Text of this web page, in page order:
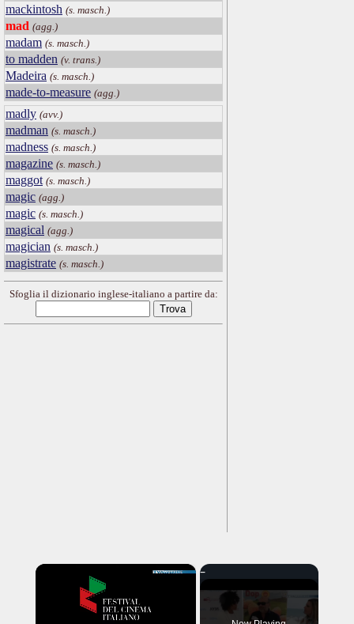
mackintosh (s. masch.)
mad (agg.)
madam (s. masch.)
to madden (v. trans.)
Madeira (s. masch.)
made-to-measure (agg.)
madly (avv.)
madman (s. masch.)
madness (s. masch.)
magazine (s. masch.)
maggot (s. masch.)
magic (agg.)
magic (s. masch.)
magical (agg.)
magician (s. masch.)
magistrate (s. masch.)
Sfoglia il dizionario inglese-italiano a partire da:
×